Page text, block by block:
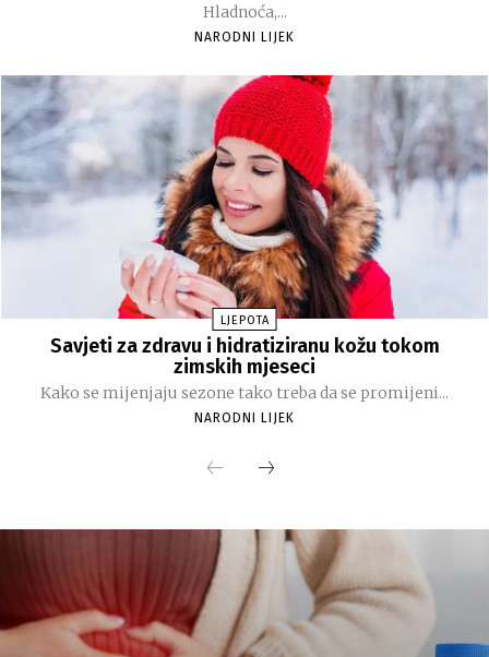
Hladnoća,...
NARODNI LIJEK
LJEPOTA
Savjeti za zdravu i hidratiziranu kožu tokom
zimskih mjeseci
Kako se mijenjaju sezone tako treba da se promijeni...
NARODNI LIJEK